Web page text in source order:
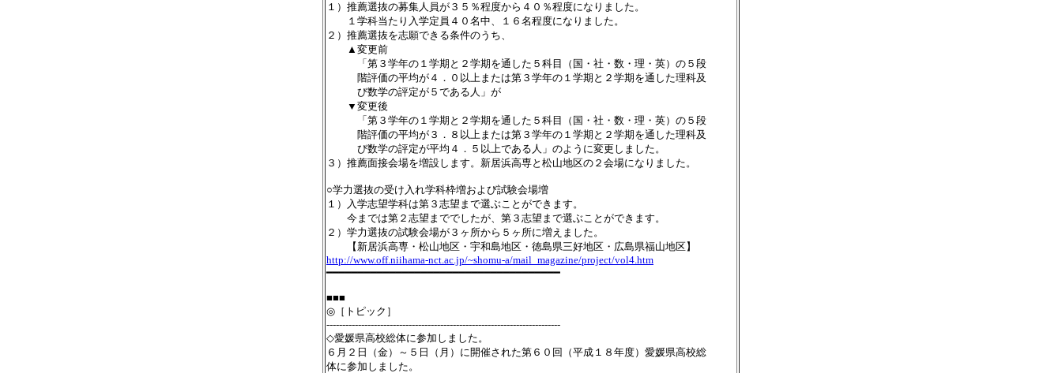
１）推薦選抜の募集人員が３５％程度から４０％程度になりました。
１学科当たり入学定員４０名中、１６名程度になりました。
２）推薦選抜を志願できる条件のうち、
▲変更前
「第３学年の１学期と２学期を通した５科目（国・社・数・理・英）の５段
階評価の平均が４．０以上または第３学年の１学期と２学期を通した理科及
び数学の評定が５である人」が
▼変更後
「第３学年の１学期と２学期を通した５科目（国・社・数・理・英）の５段
階評価の平均が３．８以上または第３学年の１学期と２学期を通した理科及
び数学の評定が平均４．５以上である人」のように変更しました。
３）推薦面接会場を増設します。新居浜高専と松山地区の２会場になりました。
○学力選抜の受け入れ学科枠増および試験会場増
１）入学志望学科は第３志望まで選ぶことができます。
今までは第２志望まででしたが、第３志望まで選ぶことができます。
２）学力選抜の試験会場が３ヶ所から５ヶ所に増えました。
【新居浜高専・松山地区・宇和島地区・徳島県三好地区・広島県福山地区】
http://www.off.niihama-nct.ac.jp/~shomu-a/mail_magazine/project/vol4.htm
━━━━━━━━━━━━━━━━━━━━━━━━━━━━━━━━━━━━━
■■■
◎［トピック］
--------------------------------------------------------------------------
◇愛媛県高校総体に参加しました。
６月２日（金）～５日（月）に開催された第６０回（平成１８年度）愛媛県高校総
体に参加しました。